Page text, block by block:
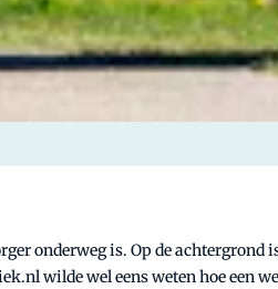
onderweg is. Op de achtergrond
wilde wel eens weten hoe een